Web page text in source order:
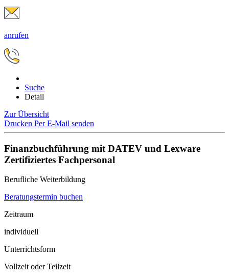
anrufen
Suche
Detail
Zur Übersicht
Drucken Per E-Mail senden
Finanzbuchführung mit DATEV und Lexware
Zertifiziertes Fachpersonal
Berufliche Weiterbildung
Beratungstermin buchen
Zeitraum
individuell
Unterrichtsform
Vollzeit oder Teilzeit